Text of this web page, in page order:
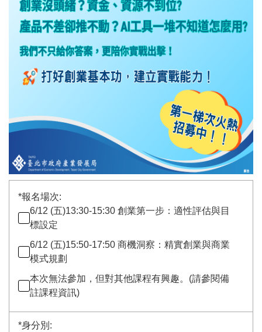
*報名場次:
6/12 (五)13:30-15:30 創業第一步：適性評估與目
標設定
6/12 (五)15:50-17:50 商機洞察：精實創業與商業
模式規劃
本次無法參加，但對其他課程有興趣。(請參閱備
註課程資訊)
*身分別: